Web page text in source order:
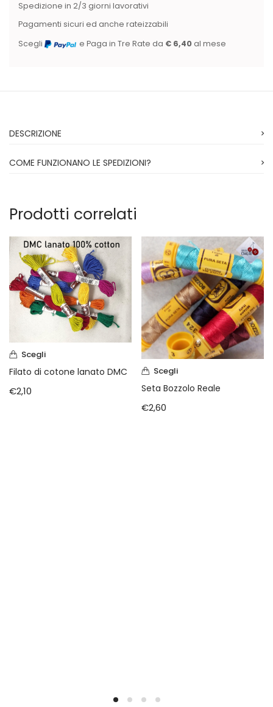
Spedizione in 2/3 giorni lavorativi
Pagamenti sicuri ed anche rateizzabili
Scegli
e Paga in Tre Rate da € 6,40 al mese
DESCRIZIONE
COME FUNZIONANO LE SPEDIZIONI?
Prodotti correlati
Scegli
Filato di cotone lanato DMC
€2,10
Scegli
Seta Bozzolo Reale
€2,60